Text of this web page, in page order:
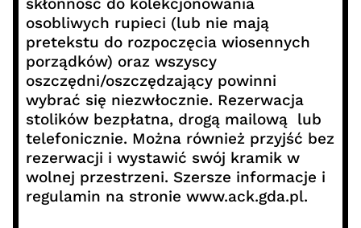
osobliwych rupieci (lub nie mają
pretekstu do rozpoczęcia wiosennych
porządków) oraz wszyscy
oszczędni/oszczędzający powinni
wybrać się niezwłocznie. Rezerwacja
stolików bezpłatna, drogą mailową lub
telefonicznie. Można również przyjść bez
rezerwacji i wystawić swój kramik w
wolnej przestrzeni. Szersze informacje i
regulamin na stronie www.ack.gda.pl.